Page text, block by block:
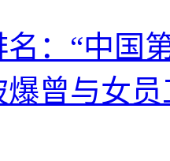
名：“中国
爆曾与女